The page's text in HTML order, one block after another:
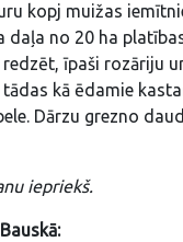
kopj muižas
daļa no 20 ha
īpaši rozāriju
kā ēdamie
Dārzu grezno
iepriekš.